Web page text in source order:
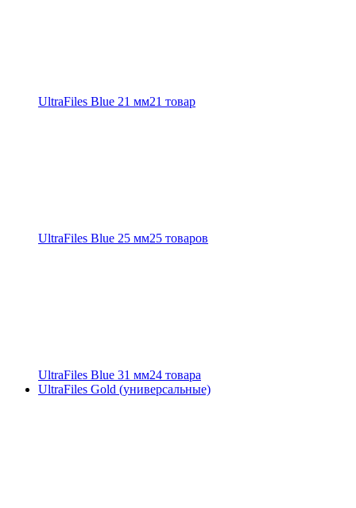
UltraFiles Blue 21 мм21 товар
UltraFiles Blue 25 мм25 товаров
UltraFiles Blue 31 мм24 товара
UltraFiles Gold (универсальные)